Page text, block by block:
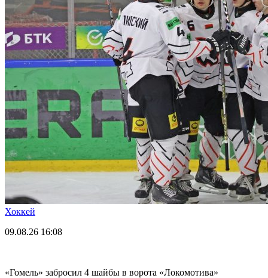
Хоккей
09.08.26 16:08
«Гомель» забросил 4 шайбы в ворота «Локомотива»